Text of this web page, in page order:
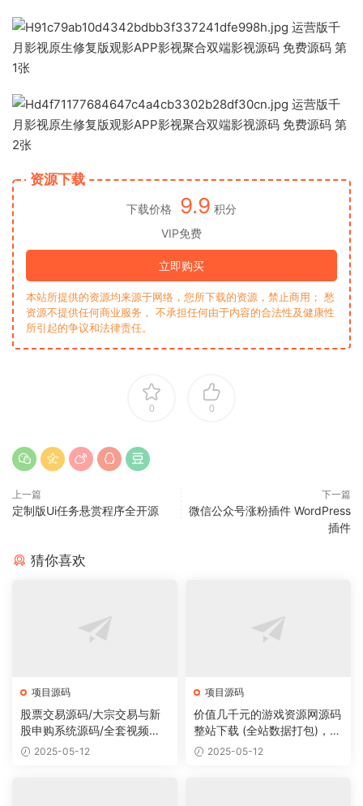
资源下载
下载价格 9.9 积分
VIP免费
立即购买
本站所提供的资源均来源于网络，您所下载的资源，禁止商用； 愁
资源不提供任何商业服务， 不承担任何由于内容的合法性及健康性
所引起的争议和法律责任。
0 0
上一篇
定制版Ui任务悬赏程序全开源
下一篇
微信公众号涨粉插件 WordPress
插件
猜你喜欢
项目源码
股票交易源码/大宗交易与新
股申购系统源码/全套视频教
程 2025-05-12
项目源码
价值几千元的游戏资源网源码
整站下载 (全站数据打包)，数
据里面有200多个宝贝。
2025-05-12